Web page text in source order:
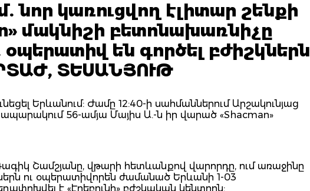
նոր կառուցվող էլիտար շենքի
մակնիշի բետոնախառնիչը
են գործել բժիշկներն
ՏԵՍԱՆՅՈՒԹ
Երևանում: Ժամը 12:40-ի սահմաններում Արշակունյաց
56-ամյա Մայիս Ա.-ն իր վարած «Shacman»
Շամշյանը, վթարի հետևանքով վարորդը, ում առաջինը
ու օպերատիվորեն ժամանած Երևանի 1-03
է «Էրեբունի» բժշկական կենտրոն: